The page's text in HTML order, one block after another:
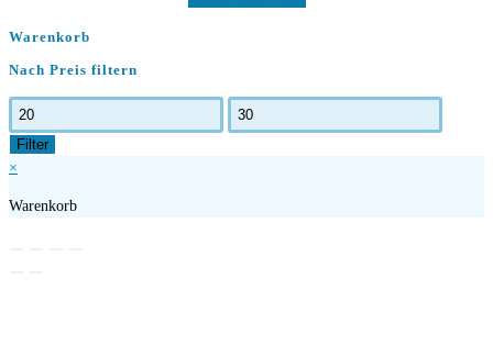
Warenkorb
Nach Preis filtern
Min.
Preis
Max.
Preis
Filter
×
Warenkorb